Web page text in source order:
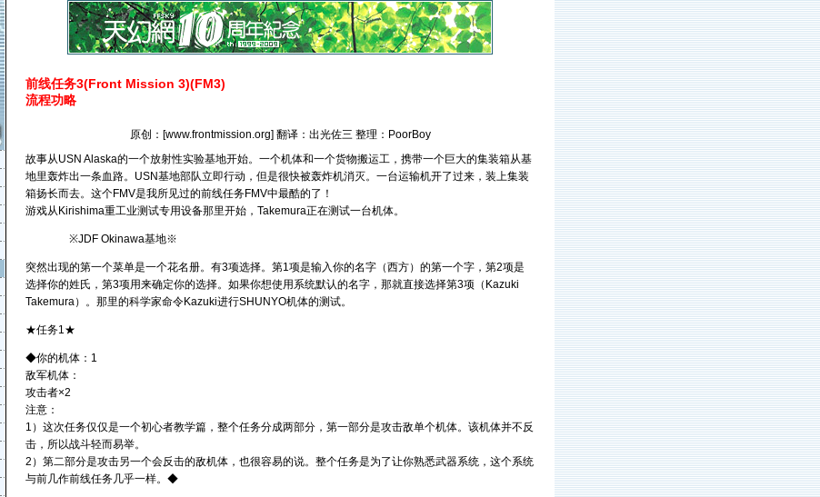
前线任务3(Front Mission 3)(FM3)
流程功略
原创：[www.frontmission.org] 翻译：出光佐三 整理：PoorBoy
故事从USN Alaska的一个放射性实验基地开始。一个机体和一个货物搬运工，携带一个巨大的集装箱从基
地里轰炸出一条血路。USN基地部队立即行动，但是很快被轰炸机消灭。一台运输机开了过来，装上集装
箱扬长而去。这个FMV是我所见过的前线任务FMV中最酷的了！
游戏从Kirishima重工业测试专用设备那里开始，Takemura正在测试一台机体。
※JDF Okinawa基地※
突然出现的第一个菜单是一个花名册。有3项选择。第1项是输入你的名字（西方）的第一个字，第2项是
选择你的姓氏，第3项用来确定你的选择。如果你想使用系统默认的名字，那就直接选择第3项（Kazuki
Takemura）。那里的科学家命令Kazuki进行SHUNYO机体的测试。
★任务1★
◆你的机体：1
敌军机体：
攻击者×2
注意：
1）这次任务仅仅是一个初心者教学篇，整个任务分成两部分，第一部分是攻击敌单个机体。该机体并不反
击，所以战斗轻而易举。
2）第二部分是攻击另一个会反击的敌机体，也很容易的说。整个任务是为了让你熟悉武器系统，这个系统
与前几作前线任务几乎一样。◆